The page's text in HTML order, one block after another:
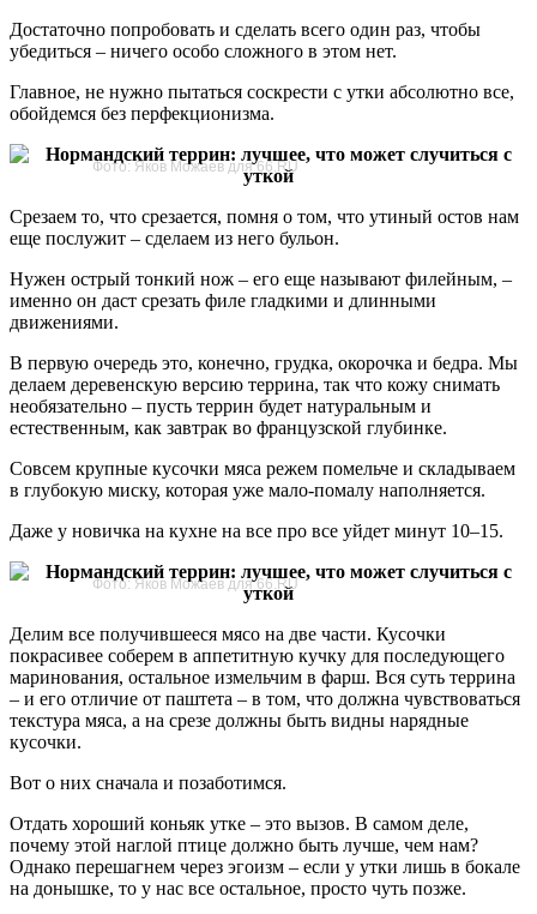
Достаточно попробовать и сделать всего один раз, чтобы
убедиться – ничего особо сложного в этом нет.
Главное, не нужно пытаться соскрести с утки абсолютно все,
обойдемся без перфекционизма.
Фото: Яков Можаев для 66.RU
Срезаем то, что срезается, помня о том, что утиный остов нам
еще послужит – сделаем из него бульон.
Нужен острый тонкий нож – его еще называют филейным, –
именно он даст срезать филе гладкими и длинными
движениями.
В первую очередь это, конечно, грудка, окорочка и бедра. Мы
делаем деревенскую версию террина, так что кожу снимать
необязательно – пусть террин будет натуральным и
естественным, как завтрак во французской глубинке.
Совсем крупные кусочки мяса режем помельче и складываем
в глубокую миску, которая уже мало-помалу наполняется.
Даже у новичка на кухне на все про все уйдет минут 10–15.
Фото: Яков Можаев для 66.RU
Делим все получившееся мясо на две части. Кусочки
покрасивее соберем в аппетитную кучку для последующего
маринования, остальное измельчим в фарш. Вся суть террина
– и его отличие от паштета – в том, что должна чувствоваться
текстура мяса, а на срезе должны быть видны нарядные
кусочки.
Вот о них сначала и позаботимся.
Отдать хороший коньяк утке – это вызов. В самом деле,
почему этой наглой птице должно быть лучше, чем нам?
Однако перешагнем через эгоизм – если у утки лишь в бокале
на донышке, то у нас все остальное, просто чуть позже.